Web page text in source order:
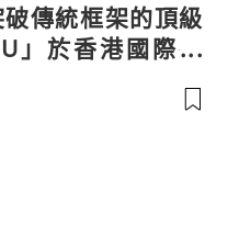
傳統框架的頂級
」於香港國際茶